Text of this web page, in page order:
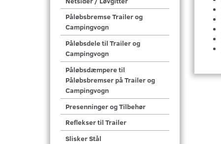
Påløbsbremse Trailer og
Campingvogn
Påløbsdele til Trailer og
Campingvogn
Påløbsdæmpere til
Påløbsbremser på Trailer og
Campingvogn
Presenninger og Tilbehør
Reflekser til Trailer
Slisker Stål